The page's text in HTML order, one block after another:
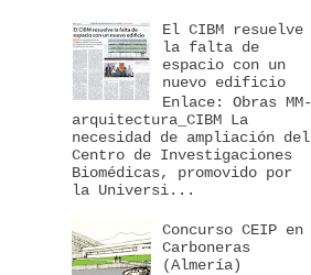
El CIBM resuelve
la falta de
espacio con un
nuevo edificio
Enlace: Obras MM-
arquitectura_CIBM La
necesidad de ampliación del
Centro de Investigaciones
Biomédicas, promovido por
la Universi...
Concurso CEIP en
Carboneras
(Almería)